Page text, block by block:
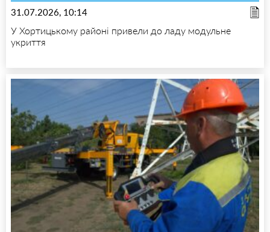
31.07.2026, 10:14
У Хортицькому районі привели до ладу модульне
укриття